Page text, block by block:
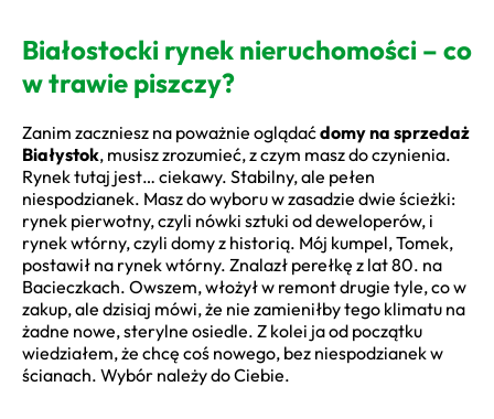
Białostocki rynek nieruchomości – co
w trawie piszczy?
Zanim zaczniesz na poważnie oglądaćdomy na sprzedaż
Białystok, musisz zrozumieć, z czym masz do czynienia.
Rynek tutaj jest… ciekawy. Stabilny, ale pełen
niespodzianek. Masz do wyboru w zasadzie dwie ścieżki:
rynek pierwotny, czyli nówki sztuki od deweloperów, i
rynek wtórny, czyli domy z historią. Mój kumpel, Tomek,
postawił na rynek wtórny. Znalazł perełkę z lat 80. na
Bacieczkach. Owszem, włożył w remont drugie tyle, co w
zakup, ale dzisiaj mówi, że nie zamieniłby tego klimatu na
żadne nowe, sterylne osiedle. Z kolei ja od początku
wiedziałem, że chcę coś nowego, bez niespodzianek w
ścianach. Wybór należy do Ciebie.